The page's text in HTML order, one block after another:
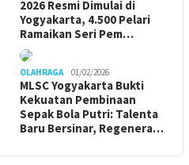
2026 Resmi Dimulai di
Yogyakarta, 4.500 Pelari
Ramaikan Seri Pem…
OLAHRAGA 01/02/2026
MLSC Yogyakarta Bukti
Kekuatan Pembinaan
Sepak Bola Putri: Talenta
Baru Bersinar, Regenera…